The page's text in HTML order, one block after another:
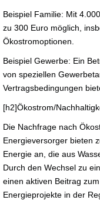
Beispiel Familie: Mit
zu 300 Euro möglich,
Ökostromoptionen.
Beispiel Gewerbe: Ein
von speziellen
Vertragsbedingungen
[h2]Ökostrom/
Die Nachfrage nach
Energieversorger bieten
Energie an, die aus
Durch den Wechsel zu
einen aktiven Beitrag
Energieprojekte in der